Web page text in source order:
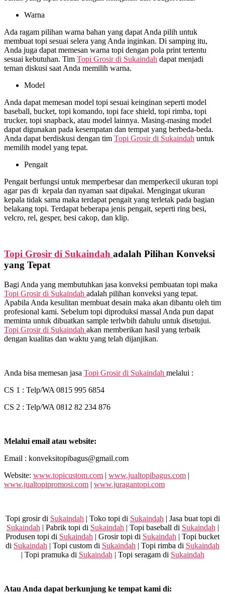
Warna
Ada ragam pilihan warna bahan yang dapat Anda pilih untuk
membuat topi sesuai selera yang Anda inginkan. Di samping itu,
Anda juga dapat memesan warna topi dengan pola print tertentu
sesuai kebutuhan. Tim Topi Grosir di Sukaindah dapat menjadi
teman diskusi saat Anda memilih warna.
Model
Anda dapat memesan model topi sesuai keinginan seperti model
baseball, bucket, topi komando, topi face shield, topi rimba, topi
trucker, topi snapback, atau model lainnya. Masing-masing model
dapat digunakan pada kesempatan dan tempat yang berbeda-beda.
Anda dapat berdiskusi dengan tim Topi Grosir di Sukaindah untuk
memilih model yang tepat.
Pengait
Pengait berfungsi untuk memperbesar dan memperkecil ukuran topi
agar pas di kepala dan nyaman saat dipakai. Mengingat ukuran
kepala tidak sama maka terdapat pengait yang terletak pada bagian
belakang topi. Terdapat beberapa jenis pengait, seperti ring besi,
velcro, rel, gesper, besi cakop, dan klip.
Topi Grosir di Sukaindah adalah Pilihan Konveksi
yang Tepat
Bagi Anda yang membutuhkan jasa konveksi pembuatan topi maka
Topi Grosir di Sukaindah adalah pilihan konveksi yang tepat.
Apabila Anda kesulitan membuat desain maka akan dibantu oleh tim
profesional kami. Sebelum topi diproduksi massal Anda pun dapat
meminta untuk dibuatkan sample terlwbih dahulu untuk disetujui.
Topi Grosir di Sukaindah akan memberikan hasil yang terbaik
dengan kualitas dan waktu yang telah dijanjikan.
Anda bisa memesan jasa Topi Grosir di Sukaindah melalui :
CS 1 : Telp/WA 0815 995 6854
CS 2 : Telp/WA 0812 82 234 876
Melalui email atau website:
Email : konveksitopibagus@gmail.com
Website: www.topicustom.com | www.jualtopibagus.com |
www.jualtopipromosi.com | www.juragantopi.com
Topi grosir di Sukaindah | Toko topi di Sukaindah | Jasa buat topi di
Sukaindah | Pabrik topi di Sukaindah | Topi baseball di Sukaindah |
Produsen topi di Sukaindah | Grosir topi di Sukaindah | Topi bucket
di Sukaindah | Topi custom di Sukaindah | Topi rimba di Sukaindah
| Topi pramuka di Sukaindah | Topi seragam di Sukaindah
Atau Anda dapat berkunjung ke tempat kami di: